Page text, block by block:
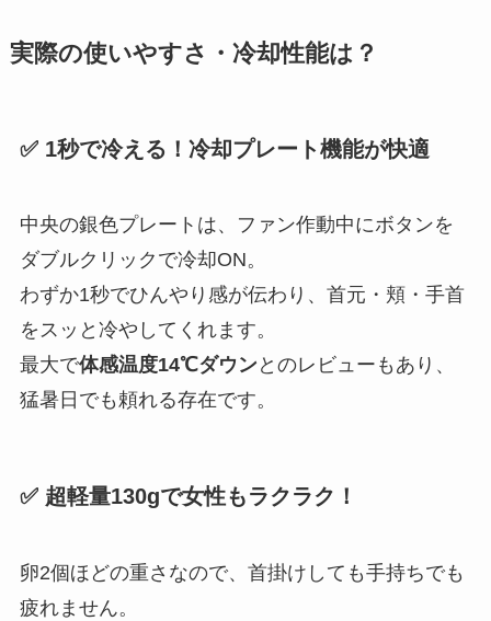
実際の使いやすさ・冷却性能は？
✅ 1秒で冷える！冷却プレート機能が快適
中央の銀色プレートは、ファン作動中にボタンを
ダブルクリックで冷却ON。
わずか1秒でひんやり感が伝わり、首元・頬・手首
をスッと冷やしてくれます。
最大で体感温度14℃ダウンとのレビューもあり、
猛暑日でも頼れる存在です。
✅ 超軽量130gで女性もラクラク！
卵2個ほどの重さなので、首掛けしても手持ちでも
疲れません。